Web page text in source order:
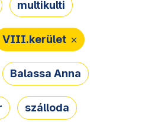
multikulti
VIII.kerület
Balassa Anna
szálloda